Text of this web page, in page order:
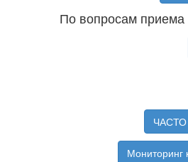
По вопросам
Мониторинг